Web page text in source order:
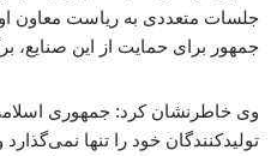
جلسات متعددی به ریاست معاون
جمهور برای حمایت از این صنایع،
وی خاطرنشان کرد: جمهوری
تولیدکنندگان خود را تنها